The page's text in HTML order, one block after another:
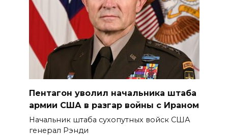
Пентагон уволил начальника штаба
армии США в разгар войны с Ираном
Начальник штаба сухопутных войск США
генерал Рэнди